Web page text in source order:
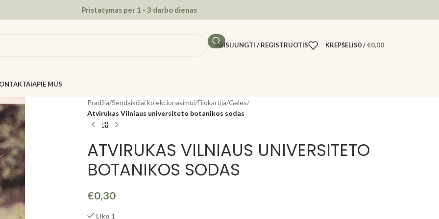
Pristatymas per 1 - 3 darbo dienas
PRISIJUNGTI / REGISTRUOTIS KREPŠELIS0/€0,00
APIE MUS
Pradžia/Sendaikčiai kolekcionavimui/Filokartija/Gėlės/
Atvirukas Vilniaus universiteto botanikos sodas
ATVIRUKAS VILNIAUS UNIVERSITETO
BOTANIKOS SODAS
€0,30
Liko 1